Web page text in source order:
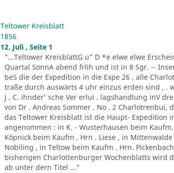
Teltower Kreisblatt
1856
12. Juli , Seite 1
"...Teltower KreisblattG u" D *e elwe elwe
Quartal SonnA abend frlih und ist in 8 Sgr. --
beS die der Expedition in die Expe 26 , alle
traße durch auswärts 4 uhr einzus erden sind , .
J . C. ihnder' sche Ver erlui . lagshandlung inV
von Dr . Andreas Sommer . No . 2 Charlotrenbui,
das Teltower Kreisblatt ist die Haupt- Expedition
angenommen : in K. - Wusterhausen beim
Köpnick beim Kaufm , Hrn . Liese , in
Nobiling , in Teltow beim Kaufm . Hrn.
bisherigen Charlottenburger Wochenblatts wird
ab unter dern Titel ..."